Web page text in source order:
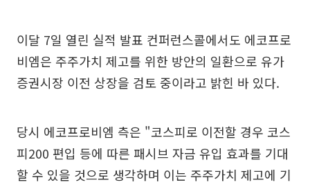
이달 7일 열린 실적 발표 컨퍼런스콜에서도 에코프로
비엠은 주주가치 제고를 위한 방안의 일환으로 유가
증권시장 이전 상장을 검토 중이라고 밝힌 바 있다.
당시 에코프로비엠 측은 "코스피로 이전할 경우 코스
피200 편입 등에 따른 패시브 자금 유입 효과를 기대
할 수 있을 것으로 생각하며 이는 주주가치 제고에 기